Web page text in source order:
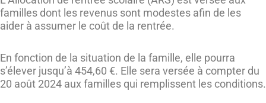
familles dont les revenus sont modestes afin de les
aider à assumer le coût de la rentrée.
En fonction de la situation de la famille, elle pourra
s’élever jusqu’à 454,60 €. Elle sera versée à compter du
20 août 2024 aux familles qui remplissent les conditions.